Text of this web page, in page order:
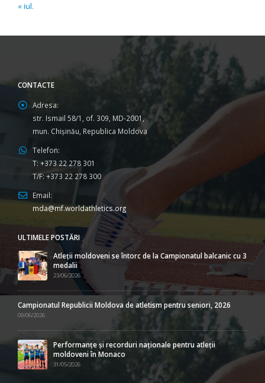
« iul.
CONTACTE
Adresa:
str. Ismail 58/1, of. 309, MD-2001,
mun. Chişinău, Republica Moldova
Telefon:
T: +373 22 278 301
T/F: +373 22 278 300
Email:
mda@mf.worldathletics.org
ULTIMELE POSTĂRI
Atleții moldoveni se întorc de la Campionatul balcanic cu 3
medalii
23/06/2026
Campionatul Republicii Moldova de atletism pentru seniori, 2026
09/06/2026
Performanțe și recorduri naționale pentru atleții
moldoveni în Monaco
31/05/2026